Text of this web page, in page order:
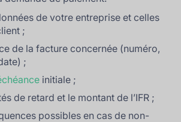
de votre entreprise et celles
;
de la facture concernée (numéro,
;
initiale ;
de retard et le montant de l’IFR ;
possibles en cas de non-